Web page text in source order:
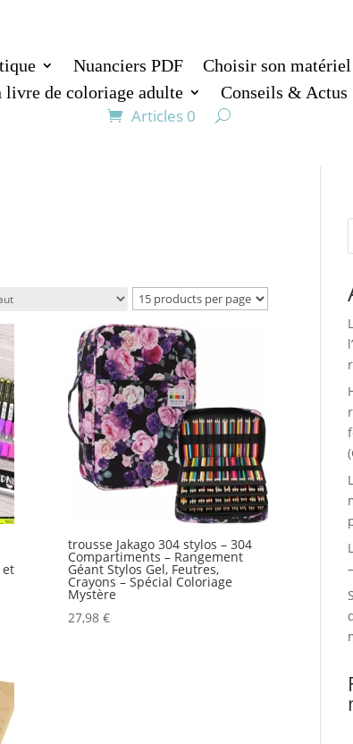
Nuanciers PDF
Choisir son matériel
livre de coloriage adulte
Conseils & Actus
Articles 0
et
trousse Jakago 304 stylos – 304
Compartiments – Rangement
Géant Stylos Gel, Feutres,
Crayons – Spécial Coloriage
Mystère
27,98 €